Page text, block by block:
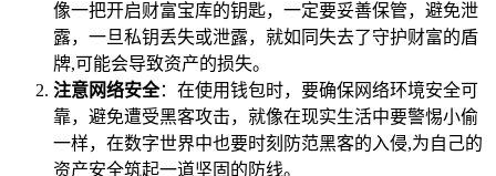
像一把开启财富宝库的钥匙，一定要妥善保管，避免泄
露，一旦私钥丢失或泄露，就如同失去了守护财富的盾
牌,可能会导致资产的损失。
注意网络安全：在使用钱包时，要确保网络环境安全可
靠，避免遭受黑客攻击，就像在现实生活中要警惕小偷
一样，在数字世界中也要时刻防范黑客的入侵,为自己的
资产安全筑起一道坚固的防线。